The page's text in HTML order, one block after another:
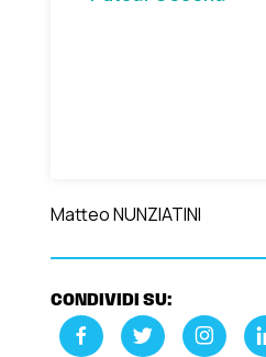
Matteo NUNZIATINI
CONDIVIDI SU: